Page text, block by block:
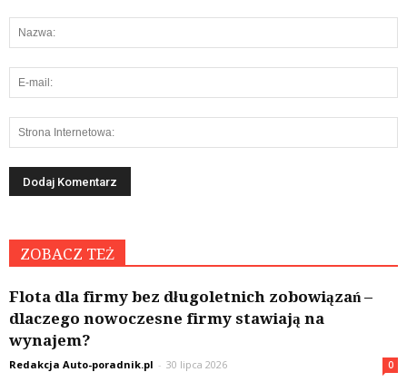
ZOBACZ TEŻ
Flota dla firmy bez długoletnich zobowiązań –
dlaczego nowoczesne firmy stawiają na
wynajem?
Redakcja Auto-poradnik.pl - 30 lipca 2026 0